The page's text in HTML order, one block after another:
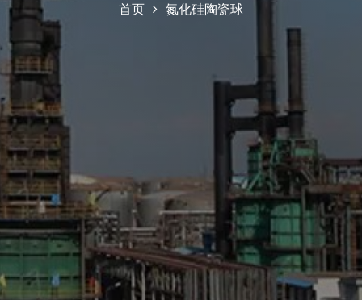
首页
氮化硅陶瓷球